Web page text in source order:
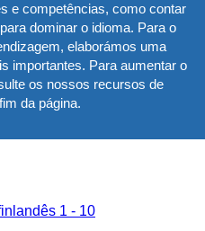
e competências, como contar
dominar o idioma. Para o
elaborámos uma
importantes. Para aumentar o
os nossos recursos de
da página.
1 - 10